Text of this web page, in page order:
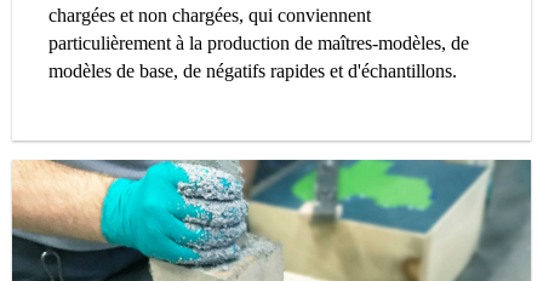
chargées et non chargées, qui conviennent
particulièrement à la production de maîtres-modèles, de
modèles de base, de négatifs rapides et d'échantillons.